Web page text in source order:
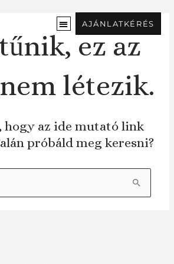
AJÁNLATKÉRÉS
ez az
létezik.
hogy az ide mutató link
próbáld meg keresni?